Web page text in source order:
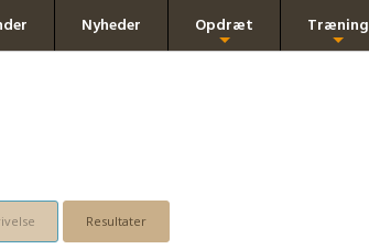
Nyheder Opdræt Træning
Resultater